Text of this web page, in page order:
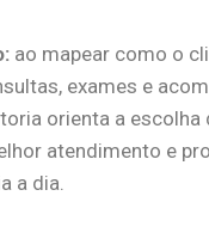
ao mapear como o
exames e
orienta a escolha
atendimento e
a dia.